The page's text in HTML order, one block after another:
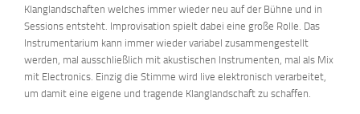
Klanglandschaften welches immer wieder neu auf der Bühne und in
Sessions entsteht. Improvisation spielt dabei eine große Rolle. Das
Instrumentarium kann immer wieder variabel zusammengestellt
werden, mal ausschließlich mit akustischen Instrumenten, mal als Mix
mit Electronics. Einzig die Stimme wird live elektronisch verarbeitet,
um damit eine eigene und tragende Klanglandschaft zu schaffen.